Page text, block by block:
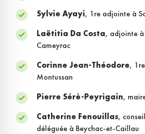
Sylvie Ayayi, 1re adjointe à
Laëtitia Da Costa, adjointe
Cameyrac
Corinne Jean-Théodore,
Montussan
Pierre Sérè-Peyrigain,
Catherine Fenouillas,
déléguée à Beychac-et-Caillau